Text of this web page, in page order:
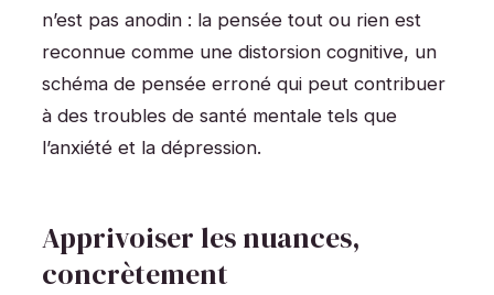
n’est pas anodin : la pensée tout ou rien est
reconnue comme une distorsion cognitive, un
schéma de pensée erroné qui peut contribuer
à des troubles de santé mentale tels que
l’anxiété et la dépression.
Apprivoiser les nuances,
concrètement